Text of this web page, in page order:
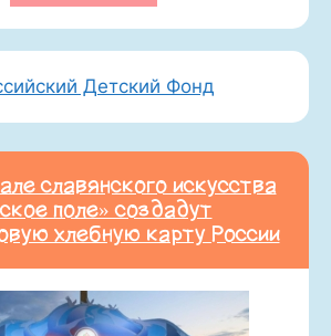
славянского искусства
поле» создадут
хлебную карту России